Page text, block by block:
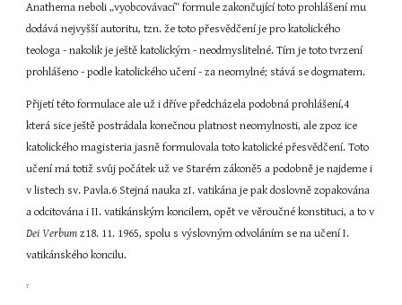
Anathema neboli „vyobcovávací” formule zakončující toto prohlášení mu
dodává nejvyšší autoritu, tzn. že toto přesvědčení je pro katolického
teologa - nakolik je ještě katolickým - neodmyslitelné. Tím je toto tvrzení
prohlášeno - podle katolického učení - za neomylné; stává se dogmatem.
Přijetí této formulace ale už i dříve předcházela podobná prohlášení,4
která sice ještě postrádala konečnou platnost neomylnosti, ale zpoz ice
katolického magisteria jasně formulovala toto katolické přesvědčení. Toto
učení má totiž svůj počátek už ve Starém zákoně5 a podobně je najdeme i
v listech sv. Pavla.6 Stejná nauka zI. vatikána je pak doslovně zopakována
Dei Verbum z18. 11. 1965, spolu s výslovným odvoláním se na učení I.
vatikánského koncilu.
7